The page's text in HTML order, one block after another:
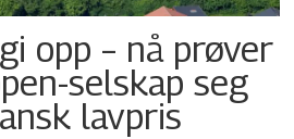
opp – nå prøver
selskap seg
lavpris